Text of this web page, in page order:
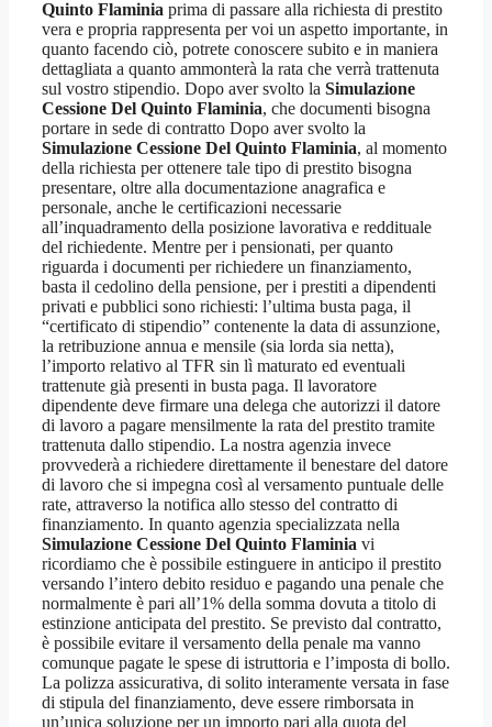
Quinto Flaminia prima di passare alla richiesta di prestito
vera e propria rappresenta per voi un aspetto importante, in
quanto facendo ciò, potrete conoscere subito e in maniera
dettagliata a quanto ammonterà la rata che verrà trattenuta
sul vostro stipendio. Dopo aver svolto la Simulazione
Cessione Del Quinto Flaminia, che documenti bisogna
portare in sede di contratto Dopo aver svolto la
Simulazione Cessione Del Quinto Flaminia, al momento
della richiesta per ottenere tale tipo di prestito bisogna
presentare, oltre alla documentazione anagrafica e
personale, anche le certificazioni necessarie
all’inquadramento della posizione lavorativa e reddituale
del richiedente. Mentre per i pensionati, per quanto
riguarda i documenti per richiedere un finanziamento,
basta il cedolino della pensione, per i prestiti a dipendenti
privati e pubblici sono richiesti: l’ultima busta paga, il
“certificato di stipendio” contenente la data di assunzione,
la retribuzione annua e mensile (sia lorda sia netta),
l’importo relativo al TFR sin lì maturato ed eventuali
trattenute già presenti in busta paga. Il lavoratore
dipendente deve firmare una delega che autorizzi il datore
di lavoro a pagare mensilmente la rata del prestito tramite
trattenuta dallo stipendio. La nostra agenzia invece
provvederà a richiedere direttamente il benestare del datore
di lavoro che si impegna così al versamento puntuale delle
rate, attraverso la notifica allo stesso del contratto di
finanziamento. In quanto agenzia specializzata nella
Simulazione Cessione Del Quinto Flaminia vi
ricordiamo che è possibile estinguere in anticipo il prestito
versando l’intero debito residuo e pagando una penale che
normalmente è pari all’1% della somma dovuta a titolo di
estinzione anticipata del prestito. Se previsto dal contratto,
è possibile evitare il versamento della penale ma vanno
comunque pagate le spese di istruttoria e l’imposta di bollo.
La polizza assicurativa, di solito interamente versata in fase
di stipula del finanziamento, deve essere rimborsata in
un’unica soluzione per un importo pari alla quota del